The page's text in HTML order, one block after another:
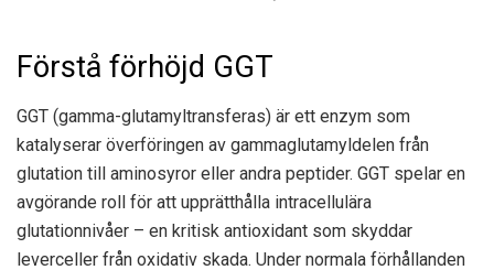
Förstå förhöjd GGT
GGT (gamma-glutamyltransferas) är ett enzym som
katalyserar överföringen av gammaglutamyldelen från
glutation till aminosyror eller andra peptider. GGT spelar en
avgörande roll för att upprätthålla intracellulära
glutationnivåer – en kritisk antioxidant som skyddar
leverceller från oxidativ skada. Under normala förhållanden